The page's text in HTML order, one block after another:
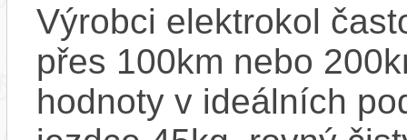
Výrobci elektrokol
přes 100km nebo
hodnoty v ideálních